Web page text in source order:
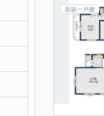
新築一戸建